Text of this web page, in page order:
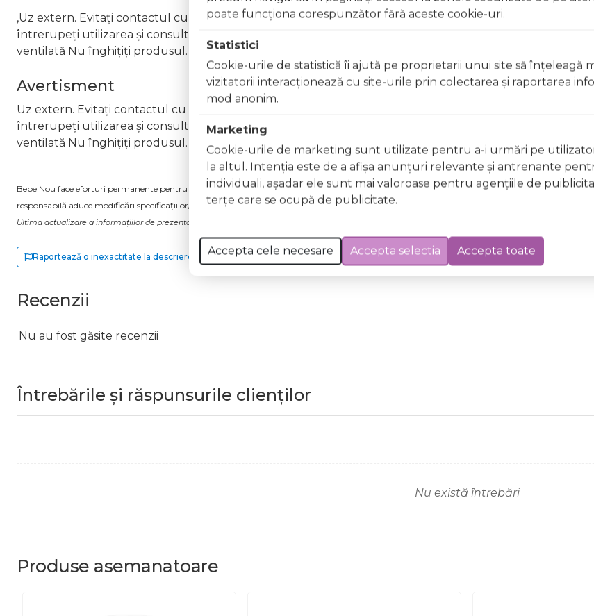
,Uz extern. Evitați contactul cu ochii. În caz de contact, clătiți imediat cu apă din abundență A nu se
întrerupeți utilizarea și consultați un specialist Nu aplicați lacul pe unghii deteriorate sau fragile Evitați
ventilată Nu înghițiți produsul. În caz de ingerare accidentală, consultați imediat un medic Evitați
Avertisment
Uz extern. Evitați contactul cu ochii. În caz de contact, clătiți imediat cu apă din abundențăA nu se lăsa
întrerupeți utilizarea și consultați un specialist Nu aplicați lacul pe unghii deteriorate sau fragile Evitați
ventilată Nu înghițiți produsul. În caz de ingerare accidentală, consultați imediat un medic Evitați
Bebe Nou face eforturi permanente pentru a păstra informațiile actualizate. Excepții pentru care informațiile prezentate pot fi diferite față de
responsabilă aduce modificări specificațiilor/etichetei acestuia, fără a ne informa în prealabil. În cazul apariției unor diferențe, prevalează
Ultima actualizare a informațiilor de prezentare pentru Lac unghii Gel Effect GE40 Daily Dose of Fun Wild & Mild, 12ml a fost efectuată la data de
Raportează o inexactitate la descriere
Recenzii
Nu au fost găsite recenzii
Întrebările și răspunsurile clienților
Nu există întrebări
Produse asemanatoare
poate funcţiona corespunzător fără aceste cookie-uri.
Statistici
Cookie-urile de statistică îi ajută pe proprietarii unui site să înţeleagă
vizitatorii interacţionează cu site-urile prin colectarea şi raportarea
mod anonim.
Marketing
Cookie-urile de marketing sunt utilizate pentru a-i urmări pe
la altul. Intenţia este de a afişa anunţuri relevante şi antrenante
individuali, aşadar ele sunt mai valoroase pentru agenţiile de
terţe care se ocupă de publicitate.
Accepta cele necesare Accepta selectia Accepta toate